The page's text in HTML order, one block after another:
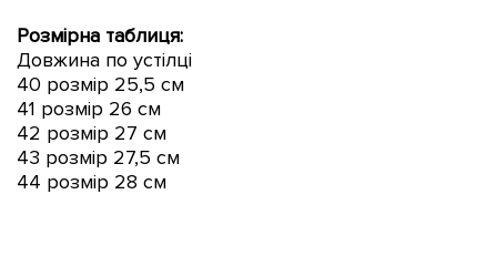
Розмірна таблиця:
Довжина по устілці
40 розмір 25,5 см
41 розмір 26 см
42 розмір 27 см
43 розмір 27,5 см
44 розмір 28 см